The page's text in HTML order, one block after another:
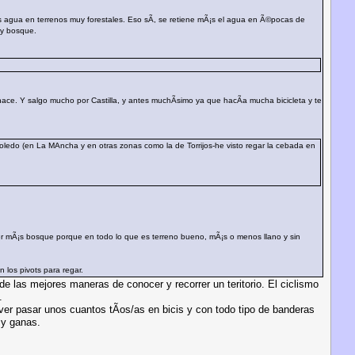
en terrenos muy forestales. Eso sÃ­, se retiene mÃ¡s el agua en Ã©pocas de
bosque.
Y salgo mucho por Castilla, y antes muchÃ­simo ya que hacÃ­a mucha bicicleta y te
(en La MAncha y en otras zonas como la de Torrijos-he visto regar la cebada en
bosque porque en todo lo que es terreno bueno, mÃ¡s o menos llano y sin
los pivots para regar.
las mejores maneras de conocer y recorrer un teritorio. El ciclismo
pasar unos cuantos tÃ­os/as en bicis y con todo tipo de banderas
ganas.